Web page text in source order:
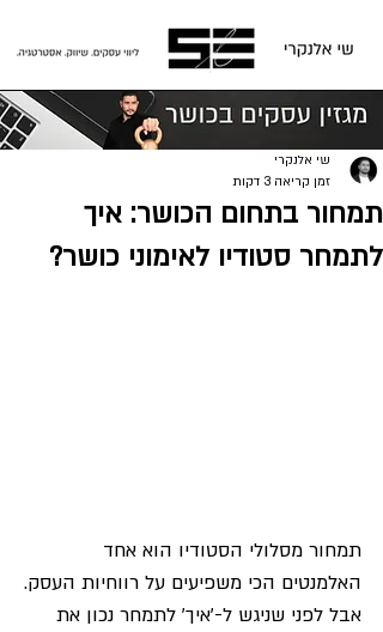
פוסט
תמחור בתחום הכושר: איך
לתמחר סטודיו לאימוני כושר?
שי אלנקרי
זמן קריאה 3 דקות
תמחור מסלולי הסטודיו הוא אחד
האלמנטים הכי משפיעים על רווחיות העסק.
אבל לפני שניגש ל-'איך' לתמחר נכון את